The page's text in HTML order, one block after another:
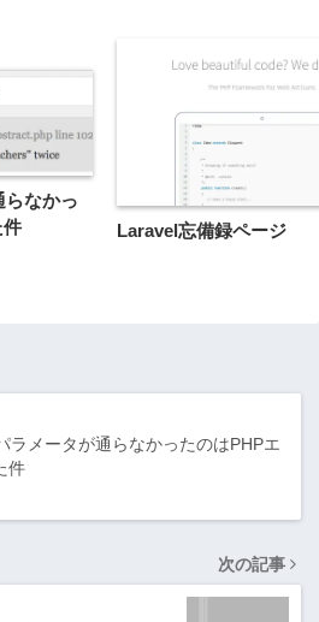
らなかっ
件
Laravel忘備録ページ
ラメータが通らなかったのはPHPエ
件
次の記事